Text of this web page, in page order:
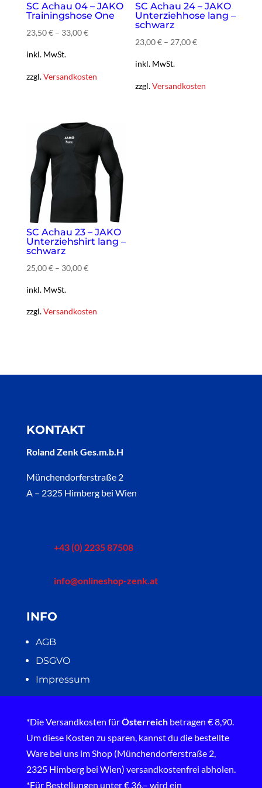
SC Achau 04 – JAKO
Trainingshose One
23,50€– 33,00€
inkl. MwSt.
zzgl.Versandkosten
SC Achau 24 – JAKO
Unterziehhose lang –
schwarz
23,00€ – 27,00€
inkl. MwSt.
zzgl.Versandkosten
SC Achau 23 – JAKO
Unterziehshirt lang –
schwarz
25,00€– 30,00€
inkl. MwSt.
zzgl.Versandkosten
KONTAKT
Roland Zenk Ges.m.b.H
Münchendorferstraße 2
A – 2325 Himberg bei Wien
+43 (0) 2235 87508
info@onlineshop-zenk.at
INFO
AGB
DSGVO
Impressum
*Die Versandkosten fürÖsterreich betragen € 8,90.
Um diese Kosten zu sparen, kannst du die bestellte
Ware bei uns im Shop (Münchendorferstraße 2,
2325 Himberg bei Wien) versandkostenfrei abholen.
*Für Bestellungen unter € 36,– wird ein